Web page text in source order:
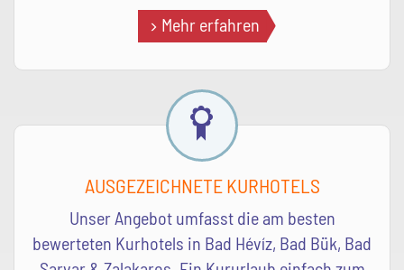
Mehr erfahren
AUSGEZEICHNETE KURHOTELS
Unser Angebot umfasst die am besten
bewerteten Kurhotels in Bad Hévíz, Bad Bük, Bad